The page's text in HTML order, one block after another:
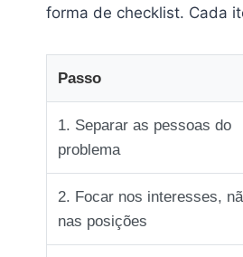
forma de checklist. Cada
Passo
1. Separar as pessoas do
problema
2. Focar nos interesses,
nas posições